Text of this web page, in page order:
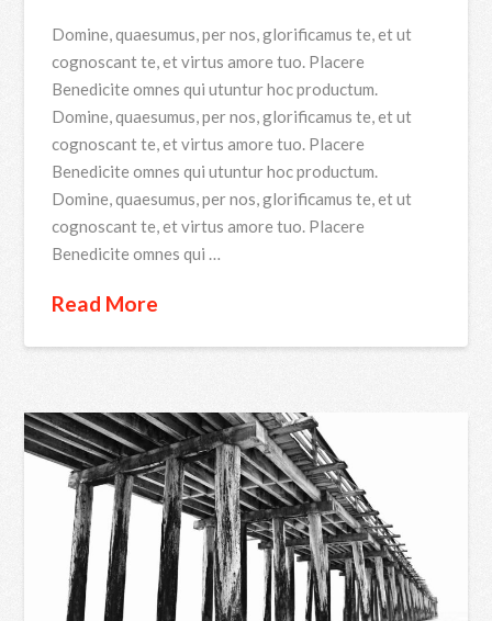
Domine, quaesumus, per nos, glorificamus te, et ut
cognoscant te, et virtus amore tuo. Placere
Benedicite omnes qui utuntur hoc productum.
Domine, quaesumus, per nos, glorificamus te, et ut
cognoscant te, et virtus amore tuo. Placere
Benedicite omnes qui utuntur hoc productum.
Domine, quaesumus, per nos, glorificamus te, et ut
cognoscant te, et virtus amore tuo. Placere
Benedicite omnes qui …
Read More